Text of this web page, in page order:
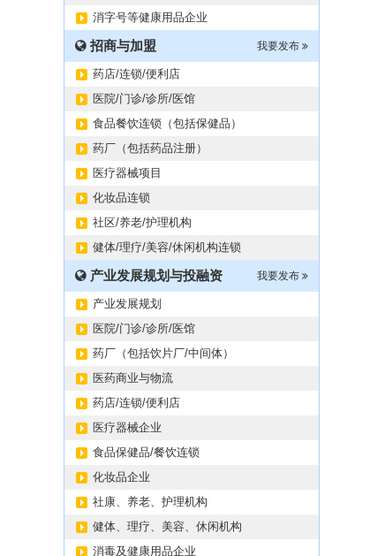
消字号等健康用品企业
我要发布
招商与加盟
药店/连锁/便利店
医院/门诊/诊所/医馆
食品餐饮连锁（包括保健品）
药厂（包括药品注册）
医疗器械项目
化妆品连锁
社区/养老/护理机构
健体/理疗/美容/休闲机构连锁
我要发布
产业发展规划与投融资
产业发展规划
医院/门诊/诊所/医馆
药厂（包括饮片厂/中间体）
医药商业与物流
药店/连锁/便利店
医疗器械企业
食品保健品/餐饮连锁
化妆品企业
社康、养老、护理机构
健体、理疗、美容、休闲机构
消毒及健康用品企业